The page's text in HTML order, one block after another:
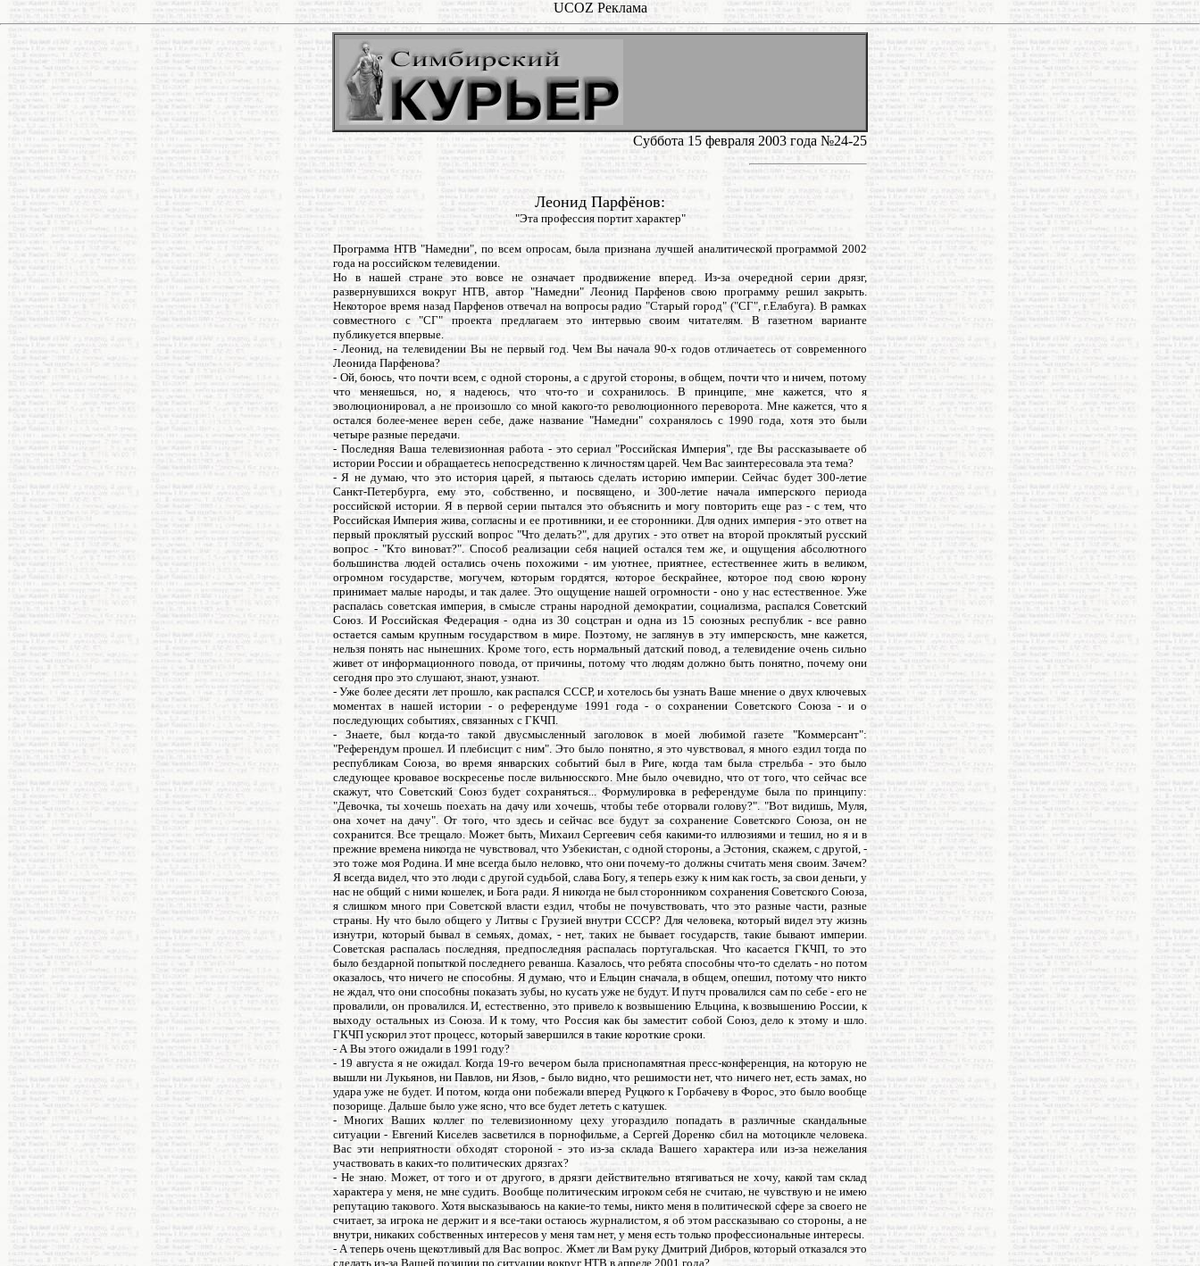
UCOZ Реклама
Суббота 15 февраля 2003 года №24-25
Леонид Парфёнов:
"Эта профессия портит характер"
Программа НТВ "Намедни", по всем опросам, была признана лучшей аналитической программой 2002
года на российском телевидении.
Но в нашей стране это вовсе не означает продвижение вперед. Из-за очередной серии дрязг,
развернувшихся вокруг НТВ, автор "Намедни" Леонид Парфенов свою программу решил закрыть.
Некоторое время назад Парфенов отвечал на вопросы радио "Старый город" ("СГ", г.Елабуга). В рамках
совместного с "СГ" проекта предлагаем это интервью своим читателям. В газетном варианте
публикуется впервые.
- Леонид, на телевидении Вы не первый год. Чем Вы начала 90-х годов отличаетесь от современного
Леонида Парфенова?
- Ой, боюсь, что почти всем, с одной стороны, а с другой стороны, в общем, почти что и ничем, потому
что меняешься, но, я надеюсь, что что-то и сохранилось. В принципе, мне кажется, что я
эволюционировал, а не произошло со мной какого-то революционного переворота. Мне кажется, что я
остался более-менее верен себе, даже название "Намедни" сохранялось с 1990 года, хотя это были
четыре разные передачи.
- Последняя Ваша телевизионная работа - это сериал "Российская Империя", где Вы рассказываете об
истории России и обращаетесь непосредственно к личностям царей. Чем Вас заинтересовала эта тема?
- Я не думаю, что это история царей, я пытаюсь сделать историю империи. Сейчас будет 300-летие
Санкт-Петербурга, ему это, собственно, и посвящено, и 300-летие начала имперского периода
российской истории. Я в первой серии пытался это объяснить и могу повторить еще раз - с тем, что
Российская Империя жива, согласны и ее противники, и ее сторонники. Для одних империя - это ответ на
первый проклятый русский вопрос "Что делать?", для других - это ответ на второй проклятый русский
вопрос - "Кто виноват?". Способ реализации себя нацией остался тем же, и ощущения абсолютного
большинства людей остались очень похожими - им уютнее, приятнее, естественнее жить в великом,
огромном государстве, могучем, которым гордятся, которое бескрайнее, которое под свою корону
принимает малые народы, и так далее. Это ощущение нашей огромности - оно у нас естественное. Уже
распалась советская империя, в смысле страны народной демократии, социализма, распался Советский
Союз. И Российская Федерация - одна из 30 соцстран и одна из 15 союзных республик - все равно
остается самым крупным государством в мире. Поэтому, не заглянув в эту имперскость, мне кажется,
нельзя понять нас нынешних. Кроме того, есть нормальный датский повод, а телевидение очень сильно
живет от информационного повода, от причины, потому что людям должно быть понятно, почему они
сегодня про это слушают, знают, узнают.
- Уже более десяти лет прошло, как распался СССР, и хотелось бы узнать Ваше мнение о двух ключевых
моментах в нашей истории - о референдуме 1991 года - о сохранении Советского Союза - и о
последующих событиях, связанных с ГКЧП.
- Знаете, был когда-то такой двусмысленный заголовок в моей любимой газете "Коммерсант":
"Референдум прошел. И плебисцит с ним". Это было понятно, я это чувствовал, я много ездил тогда по
республикам Союза, во время январских событий был в Риге, когда там была стрельба - это было
следующее кровавое воскресенье после вильнюсского. Мне было очевидно, что от того, что сейчас все
скажут, что Советский Союз будет сохраняться... Формулировка в референдуме была по принципу:
"Девочка, ты хочешь поехать на дачу или хочешь, чтобы тебе оторвали голову?". "Вот видишь, Муля,
она хочет на дачу". От того, что здесь и сейчас все будут за сохранение Советского Союза, он не
сохранится. Все трещало. Может быть, Михаил Сергеевич себя какими-то иллюзиями и тешил, но я и в
прежние времена никогда не чувствовал, что Узбекистан, с одной стороны, а Эстония, скажем, с другой, -
это тоже моя Родина. И мне всегда было неловко, что они почему-то должны считать меня своим. Зачем?
Я всегда видел, что это люди с другой судьбой, слава Богу, я теперь езжу к ним как гость, за свои деньги, у
нас не общий с ними кошелек, и Бога ради. Я никогда не был сторонником сохранения Советского Союза,
я слишком много при Советской власти ездил, чтобы не почувствовать, что это разные части, разные
страны. Ну что было общего у Литвы с Грузией внутри СССР? Для человека, который видел эту жизнь
изнутри, который бывал в семьях, домах, - нет, таких не бывает государств, такие бывают империи.
Советская распалась последняя, предпоследняя распалась португальская. Что касается ГКЧП, то это
было бездарной попыткой последнего реванша. Казалось, что ребята способны что-то сделать - но потом
оказалось, что ничего не способны. Я думаю, что и Ельцин сначала, в общем, опешил, потому что никто
не ждал, что они способны показать зубы, но кусать уже не будут. И путч провалился сам по себе - его не
провалили, он провалился. И, естественно, это привело к возвышению Ельцина, к возвышению России, к
выходу остальных из Союза. И к тому, что Россия как бы заместит собой Союз, дело к этому и шло.
ГКЧП ускорил этот процесс, который завершился в такие короткие сроки.
- А Вы этого ожидали в 1991 году?
- 19 августа я не ожидал. Когда 19-го вечером была приснопамятная пресс-конференция, на которую не
вышли ни Лукьянов, ни Павлов, ни Язов, - было видно, что решимости нет, что ничего нет, есть замах, но
удара уже не будет. И потом, когда они побежали вперед Руцкого к Горбачеву в Форос, это было вообще
позорище. Дальше было уже ясно, что все будет лететь с катушек.
- Многих Ваших коллег по телевизионному цеху угораздило попадать в различные скандальные
ситуации - Евгений Киселев засветился в порнофильме, а Сергей Доренко сбил на мотоцикле человека.
Вас эти неприятности обходят стороной - это из-за склада Вашего характера или из-за нежелания
участвовать в каких-то политических дрязгах?
- Не знаю. Может, от того и от другого, в дрязги действительно втягиваться не хочу, какой там склад
характера у меня, не мне судить. Вообще политическим игроком себя не считаю, не чувствую и не имею
репутацию такового. Хотя высказываюсь на какие-то темы, никто меня в политической сфере за своего не
считает, за игрока не держит и я все-таки остаюсь журналистом, я об этом рассказываю со стороны, а не
внутри, никаких собственных интересов у меня там нет, у меня есть только профессиональные интересы.
- А теперь очень щекотливый для Вас вопрос. Жмет ли Вам руку Дмитрий Дибров, который отказался это
сделать из-за Вашей позиции по ситуации вокруг НТВ в апреле 2001 года?